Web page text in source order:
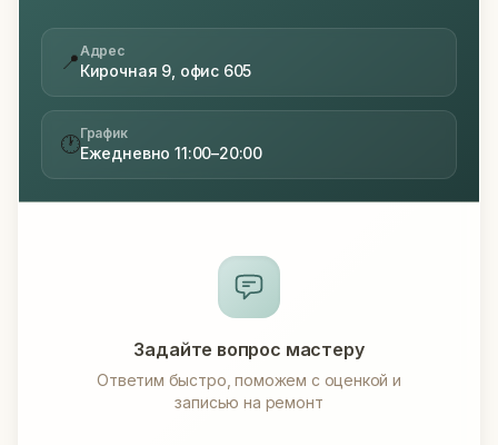
📍Адрес
Кирочная 9, офис 605
🕐График
Ежедневно 11:00–20:00
Задайте вопрос мастеру
Ответим быстро, поможем с оценкой и
записью на ремонт